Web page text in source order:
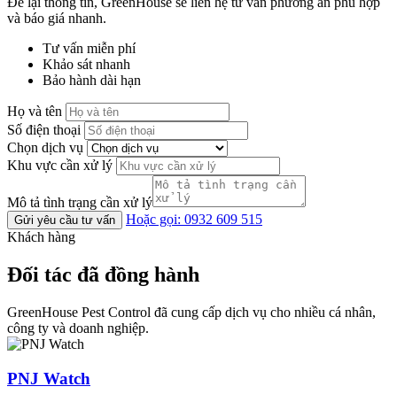
và báo giá nhanh.
Tư vấn miễn phí
Khảo sát nhanh
Bảo hành dài hạn
Họ và tên
Số điện thoại
Chọn dịch vụ
Khu vực cần xử lý
Mô tả tình trạng cần xử lý
Gửi yêu cầu tư vấn
Hoặc gọi: 0932 609 515
Khách hàng
Đối tác đã đồng hành
GreenHouse Pest Control đã cung cấp dịch vụ cho nhiều cá nhân,
công ty và doanh nghiệp.
PNJ Watch